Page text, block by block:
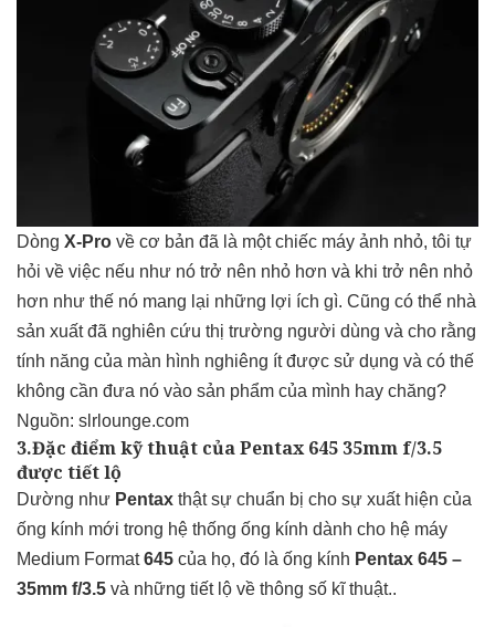
Dòng X-Pro về cơ bản đã là một chiếc máy ảnh nhỏ, tôi tự
hỏi về việc nếu như nó trở nên nhỏ hơn và khi trở nên nhỏ
hơn như thế nó mang lại những lợi ích gì. Cũng có thể nhà
sản xuất đã nghiên cứu thị trường người dùng và cho rằng
tính năng của màn hình nghiêng ít được sử dụng và có thế
không cần đưa nó vào sản phẩm của mình hay chăng?
Nguồn: slrlounge.com
3.Đặc điểm kỹ thuật của Pentax 645 35mm f/3.5
được tiết lộ
Dường như Pentax thật sự chuẩn bị cho sự xuất hiện của
ống kính mới trong hệ thống ống kính dành cho hệ máy
Medium Format645 của họ, đó là ống kính Pentax 645 –
35mm f/3.5 và những tiết lộ về thông số kĩ thuật..